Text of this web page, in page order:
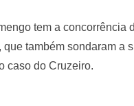
tem a concorrência
também sondaram a
caso do Cruzeiro.